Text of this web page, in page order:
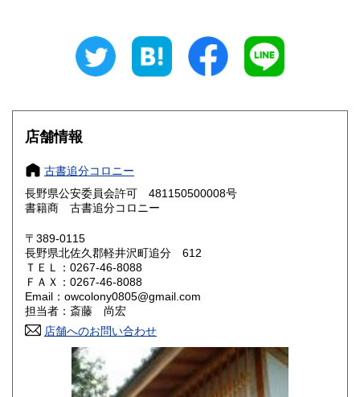
静岡県
220円 三重県
滋賀県 220円 京都府 220円
大阪府
奈良県
鳥取県 220円
岡山県 220円 広島県
山口県 220円
香川県
220円 福岡県
220円 長崎県
店舗情報
古書追分コロニー
長野県公安委員会許可 481150500008号
書籍商 古書追分コロニー
〒389-0115
長野県北佐久郡軽井沢町追分 612
ＴＥＬ：0267-46-8088
ＦＡＸ：0267-46-8088
Email：owcolony0805@gmail.com
担当者：斎藤 尚宏
店舗へのお問い合わせ